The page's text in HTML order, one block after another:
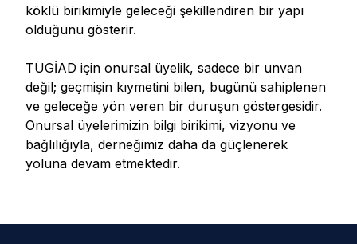
köklü birikimiyle geleceği şekillendiren bir yapı
olduğunu gösterir.
TÜGİAD için onursal üyelik, sadece bir unvan
değil; geçmişin kıymetini bilen, bugünü sahiplenen
ve geleceğe yön veren bir duruşun göstergesidir.
Onursal üyelerimizin bilgi birikimi, vizyonu ve
bağlılığıyla, derneğimiz daha da güçlenerek
yoluna devam etmektedir.